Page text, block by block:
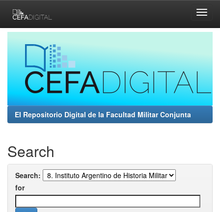
navigation
El Repositorio Digital de la Facultad Militar Conjunta
Search
Search:
for